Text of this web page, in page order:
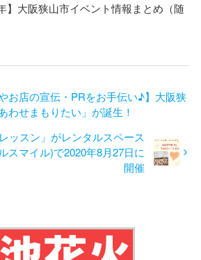
】大阪狭山市イベント情報まとめ（随
お店の宣伝・PRをお手伝い♪】大阪狭
わせまもりたい」が誕生！
ッスン」がレンタルスペース
スマイル)で2020年8月27日に
開催